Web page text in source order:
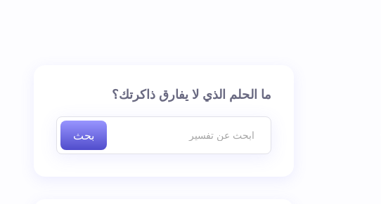
ما الحلم الذي لا يفارق ذاكرتك؟
بحث